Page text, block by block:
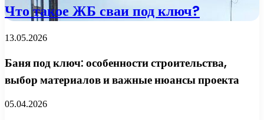
Что такое ЖБ сваи под ключ?
13.05.2026
Баня под ключ: особенности строительства,
выбор материалов и важные нюансы проекта
05.04.2026